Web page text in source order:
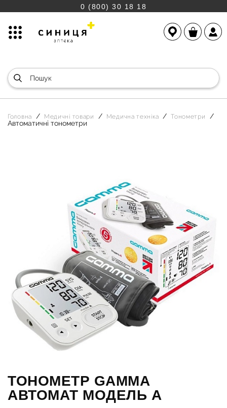
0 (800) 30 18 18
Головна Медичні товари Медична техніка Тонометри
Автоматичні тонометри
ТОНОМЕТР GAMMA
АВТОМАТ МОДЕЛЬ А